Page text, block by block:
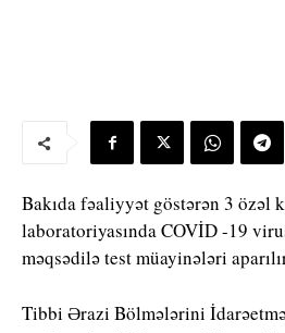
Bakıda fəaliyyət göstərən 3 özəl
laboratoriyasında COVİD -19
məqsədilə test müayinələri
Tibbi Ərazi Bölmələrini